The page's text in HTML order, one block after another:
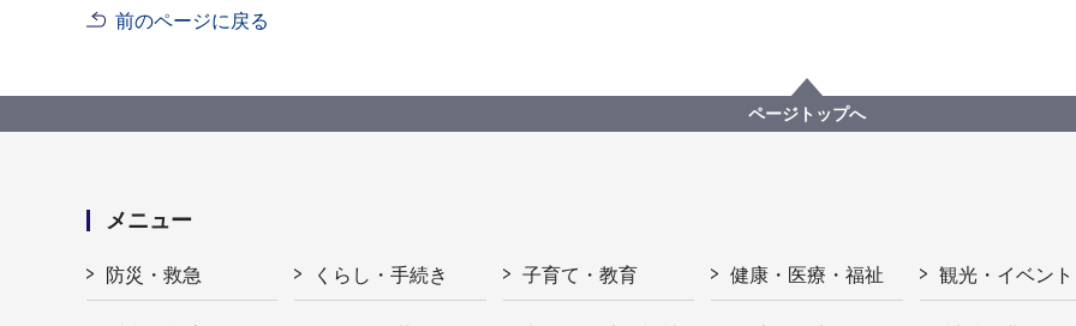
前のページに戻る
ページトップへ
メニュー
防災・救急 くらし・手続き 子育て・教育 健康・医療・福祉 観光・イベント